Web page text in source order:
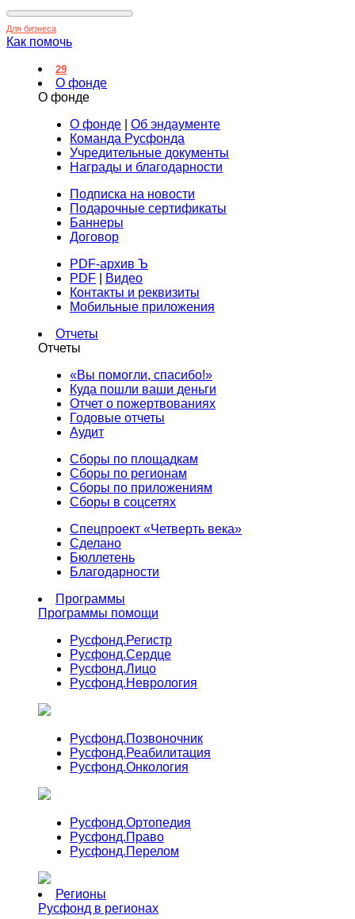
Для бизнеса
Как помочь
29
О фонде
О фонде
О фонде
Об эндаументе
Команда Русфонда
Учредительные документы
Награды и благодарности
Подписка на новости
Подарочные сертификаты
Баннеры
Договор
PDF-архив Ъ
PDF
Видео
Контакты и реквизиты
Мобильные приложения
Отчеты
Отчеты
«Вы помогли, спасибо!»
Куда пошли ваши деньги
Отчет о пожертвованиях
Годовые отчеты
Аудит
Сборы по площадкам
Сборы по регионам
Сборы по приложениям
Сборы в соцсетях
Спецпроект «Четверть века»
Сделано
Бюллетень
Благодарности
Программы
Программы помощи
Русфонд.Регистр
Русфонд.Сердце
Русфонд.Лицо
Русфонд.Неврология
Русфонд.Позвоночник
Русфонд.Реабилитация
Русфонд.Онкология
Русфонд.Ортопедия
Русфонд.Право
Русфонд.Перелом
Регионы
Русфонд в регионах